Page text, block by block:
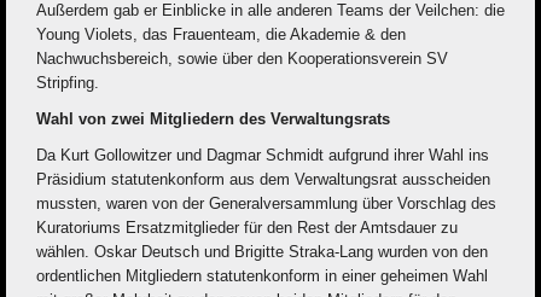
Außerdem gab er Einblicke in alle anderen Teams der Veilchen: die
Young Violets, das Frauenteam, die Akademie & den
Nachwuchsbereich, sowie über den Kooperationsverein SV
Stripfing.
Wahl von zwei Mitgliedern des Verwaltungsrats
Da Kurt Gollowitzer und Dagmar Schmidt aufgrund ihrer Wahl ins
Präsidium statutenkonform aus dem Verwaltungsrat ausscheiden
mussten, waren von der Generalversammlung über Vorschlag des
Kuratoriums Ersatzmitglieder für den Rest der Amtsdauer zu
wählen. Oskar Deutsch und Brigitte Straka-Lang wurden von den
ordentlichen Mitgliedern statutenkonform in einer geheimen Wahl